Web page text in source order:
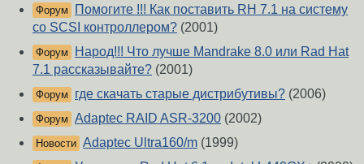
Форум
Помогите !!! Как поставить RH 7.1 на систему
со SCSI контроллером? (2001)
Форум
Народ!!! Что лучше Mandrake 8.0 или Rad Hat
7.1 рассказывайте? (2001)
Форум где скачать старые дистрибутивы? (2006)
Форум Adaptec RAID ASR-3200 (2002)
Новости Adaptec Ultra160/m (1999)